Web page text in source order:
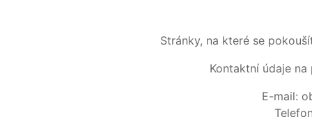
Stránky, na které se
Kontaktní údaje
E-mail: